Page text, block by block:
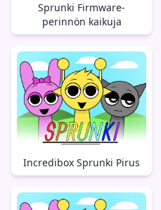
Sprunki Firmware-
perinnön kaikuja
Incredibox Sprunki Pirus